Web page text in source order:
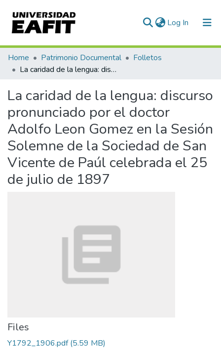
Log In (current)
Communities & Collections
All of DSpace
Statistics
Home Patrimonio Documental
Folletos
La caridad de la lengua: discurso pronunciado por el doctor Adolfo Leon Gomez en la Sesión Solemne de la Sociedad de San Vicente de Paúl celebrada el 25 de julio de 1897
La caridad de la lengua: discurso
pronunciado por el doctor
Adolfo Leon Gomez en la Sesión
Solemne de la Sociedad de San
Vicente de Paúl celebrada el 25
de julio de 1897
Files
Y1792_1906.pdf(5.59 MB)